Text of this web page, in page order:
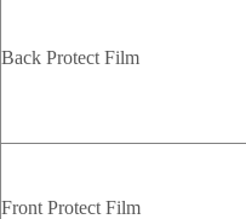
Back Protect Film
Front Protect Film